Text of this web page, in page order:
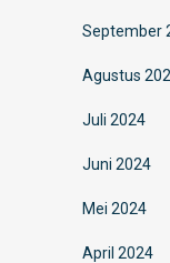
September
Agustus
Juli 2024
Juni 2024
Mei 2024
April 2024